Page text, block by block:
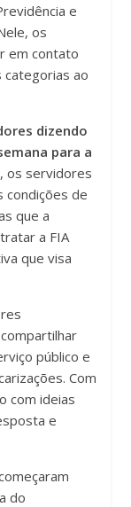
e
os
em contato
categorias ao
dizendo
para a
os servidores
condições de
que a
a FIA
que visa
público e
Com
com ideias
e
do